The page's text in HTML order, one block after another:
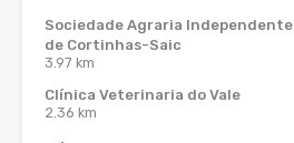
Sociedade Agraria Independente
de Cortinhas-Saic
3.97 km
Clínica Veterinaria do Vale
2.36 km